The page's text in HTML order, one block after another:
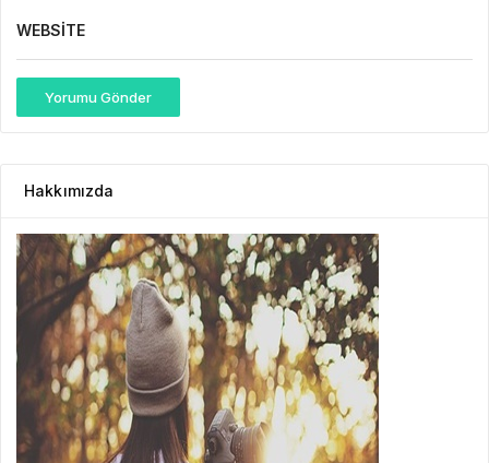
WEBSITE
Yorumu Gönder
Hakkımızda